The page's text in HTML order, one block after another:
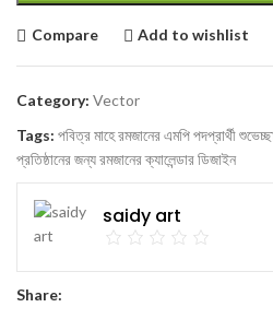
Compare Add to wishlist
Category: Vector
Tags: পবিত্র মাহে রমজানের এমপি পদপ্রার্থী
প্রতিষ্ঠানের জন্য রমজানের ক্যালেন্ডার ডিজাইন
saidy art
Share: